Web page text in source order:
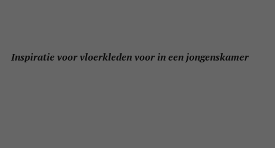
Inspiratie voor vloerkleden voor in een jongenskamer